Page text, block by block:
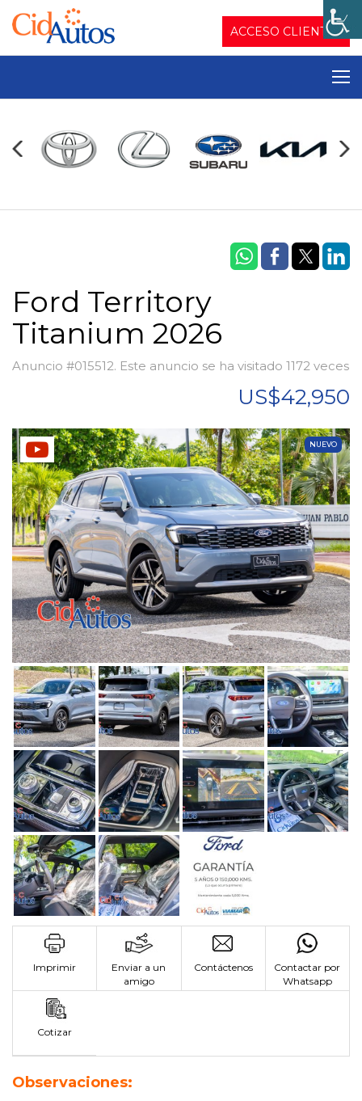
ACCESO CLIENTES
Ford Territory
Titanium 2026
Anuncio #015512. Este anuncio se ha visitado 1172 veces
US$42,950
NUEVO
Imprimir
Enviar a un
amigo
Contáctenos
Contactar por
Whatsapp
Cotizar
Observaciones: